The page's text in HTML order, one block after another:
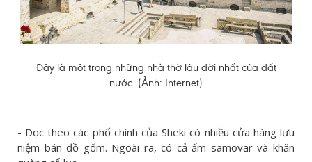
Đây là một trong những nhà thờ lâu đời nhất của đất
nước. (Ảnh: Internet)
- Dọc theo các phố chính của Sheki có nhiều cửa hàng lưu
niệm bán đồ gốm. Ngoài ra, có cả ấm samovar và khăn